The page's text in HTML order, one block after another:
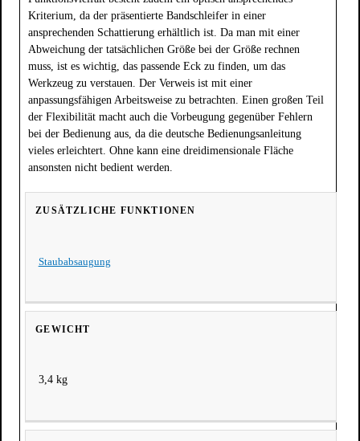
Kriterium, da der präsentierte Bandschleifer in einer
ansprechenden Schattierung erhältlich ist. Da man mit einer
Abweichung der tatsächlichen Größe bei der Größe rechnen
muss, ist es wichtig, das passende Eck zu finden, um das
Werkzeug zu verstauen. Der Verweis ist mit einer
anpassungsfähigen Arbeitsweise zu betrachten. Einen großen Teil
der Flexibilität macht auch die Vorbeugung gegenüber Fehlern
bei der Bedienung aus, da die deutsche Bedienungsanleitung
vieles erleichtert. Ohne kann eine dreidimensionale Fläche
ansonsten nicht bedient werden.
ZUSÄTZLICHE FUNKTIONEN
Staubabsaugung
GEWICHT
3,4 kg